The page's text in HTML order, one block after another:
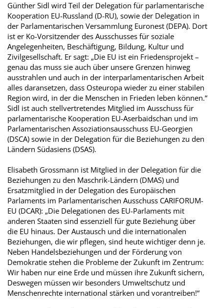
Günther Sidl wird Teil der Delegation für parlamentarische
Kooperation EU-Russland (D-RU), sowie der Delegation in
der Parlamentarischen Versammlung Euronest (DEPA). Dort
ist er Ko-Vorsitzender des Ausschusses für soziale
Angelegenheiten, Beschäftigung, Bildung, Kultur und
Zivilgesellschaft. Er sagt: „Die EU ist ein Friedensprojekt –
genau das muss sie auch über unsere Grenzen hinweg
ausstrahlen und auch in der interparlamentarischen Arbeit
alles daransetzen, dass Osteuropa wieder zu einer stabilen
Region wird, in der die Menschen in Frieden leben können.“
Sidl ist auch stellvertretendes Mitglied im Ausschuss für
parlamentarische Kooperation EU-Aserbaidschan und im
Parlamentarischen Assoziationsausschuss EU-Georgien
(DSCA) sowie in der Delegation für die Beziehungen zu den
Ländern Südasiens (DSAS).
Elisabeth Grossmann ist Mitglied in der Delegation für die
Beziehungen zu den Maschrik-Ländern (DMAS) und
Ersatzmitglied in der Delegation des Europäischen
Parlaments im Parlamentarischen Ausschuss CARIFORUM-
EU (DCAR): „Die Delegationen des EU-Parlaments mit
anderen Staaten sind essenziell für gute Beziehung über
die EU hinaus. Der Austausch und die internationalen
Beziehungen, die wir pflegen, sind heute wichtiger denn je.
Neben Handelsbeziehungen und der Förderung von
Demokratie stehen die Probleme der Zukunft im Zentrum:
Wir haben nur eine Erde und müssen ihre Zukunft sichern,
Deswegen müssen wir besonders Umweltschutz und
Menschenrechte international stärken und vorantreiben!“